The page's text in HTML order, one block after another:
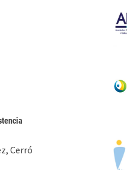
Cerró